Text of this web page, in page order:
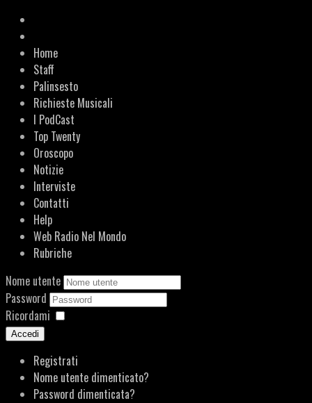
Home
Staff
Palinsesto
Richieste Musicali
I PodCast
Top Twenty
Oroscopo
Notizie
Interviste
Contatti
Help
Web Radio Nel Mondo
Rubriche
Nome utente
Password
Ricordami
Accedi
Registrati
Nome utente dimenticato?
Password dimenticata?